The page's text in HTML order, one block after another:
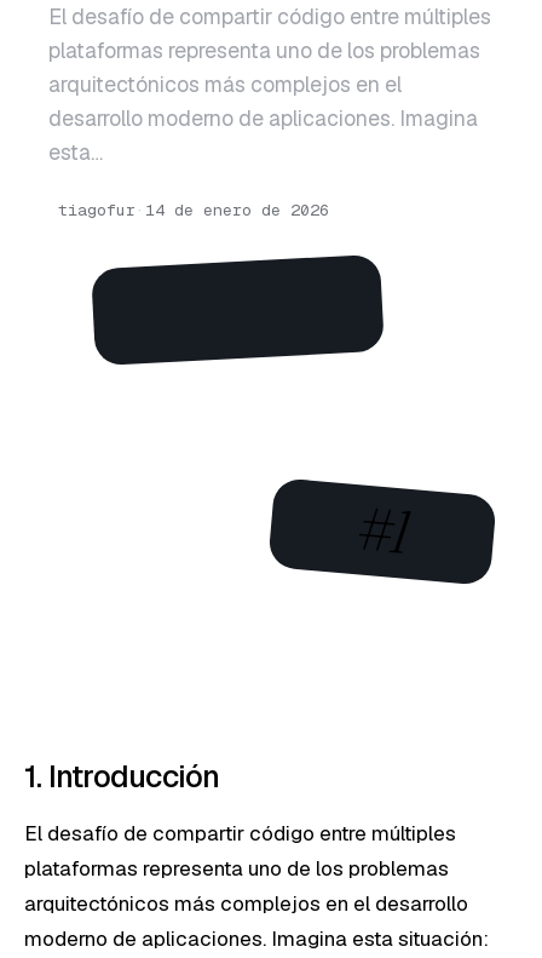
El desafío de compartir código entre múltiples
plataformas representa uno de los problemas
arquitectónicos más complejos en el
desarrollo moderno de aplicaciones. Imagina
esta…
tiagofur · 14 de enero de 2026
#1
1. Introducción
El desafío de compartir código entre múltiples
plataformas representa uno de los problemas
arquitectónicos más complejos en el desarrollo
moderno de aplicaciones. Imagina esta situación: